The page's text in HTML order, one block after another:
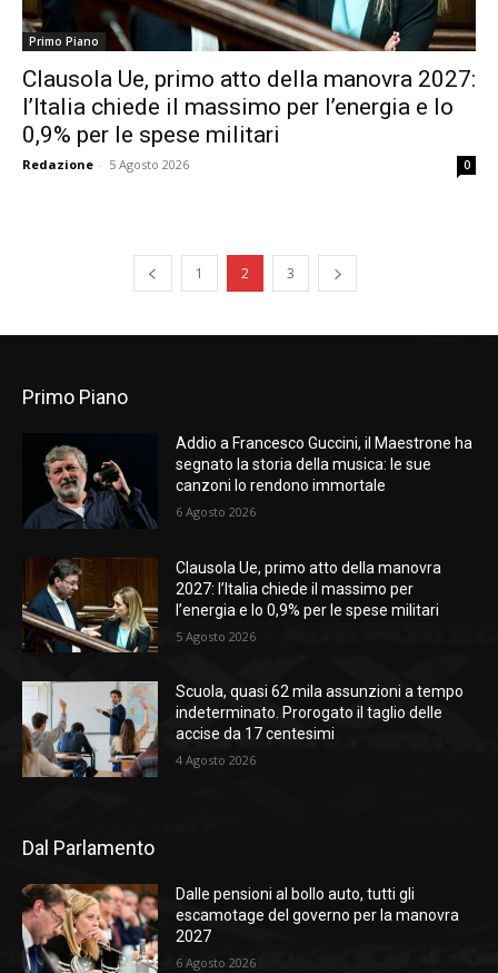
Primo Piano
Clausola Ue, primo atto della manovra 2027:
l’Italia chiede il massimo per l’energia e lo
0,9% per le spese militari
Redazione - 5 Agosto 2026 0
1 2 3
Primo Piano
Addio a Francesco Guccini, il Maestrone ha
segnato la storia della musica: le sue
canzoni lo rendono immortale
6 Agosto 2026
Clausola Ue, primo atto della manovra
2027: l’Italia chiede il massimo per
l’energia e lo 0,9% per le spese militari
5 Agosto 2026
Scuola, quasi 62 mila assunzioni a tempo
indeterminato. Prorogato il taglio delle
accise da 17 centesimi
4 Agosto 2026
Dal Parlamento
Dalle pensioni al bollo auto, tutti gli
escamotage del governo per la manovra
2027
6 Agosto 2026